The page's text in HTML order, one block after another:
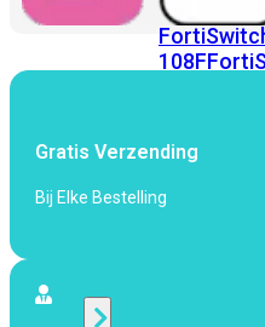
108F
POE
424F-
POE
Gratis Verzending
Bij Elke Bestelling